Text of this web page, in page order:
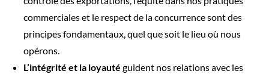
commerciales et le respect de la concurrence sont des
principes fondamentaux, quel que soit le lieu où nous
opérons.
L’intégrité et la loyauté guident nos relations avec les